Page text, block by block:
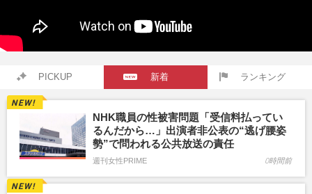
PICKUP 新着 ランキング
NHK職員の性被害問題「受信料払ってい
るんだから…」出演者非公表の“逃げ腰姿
勢”で問われる公共放送の責任
週刊女性PRIME 0時間前